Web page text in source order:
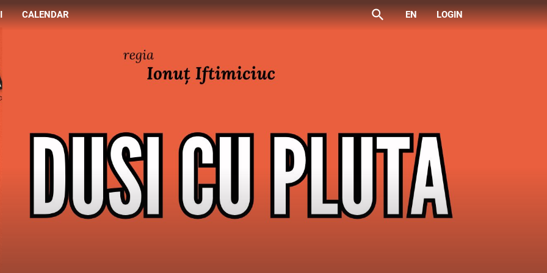
CALENDAR search EN LOGIN